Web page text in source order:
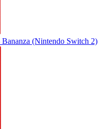
(Nintendo Switch 2)